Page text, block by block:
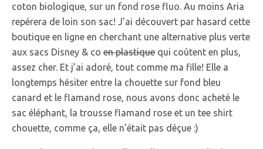
coton biologique, sur un fond rose fluo. Au moins Aria
repérera de loin son sac! J’ai découvert par hasard cette
boutique en ligne en cherchant une alternative plus verte
aux sacs Disney & co en plastique qui coûtent en plus,
assez cher. Et j’ai adoré, tout comme ma fille! Elle a
longtemps hésiter entre la chouette sur fond bleu
canard et le flamand rose, nous avons donc acheté le
sac éléphant, la trousse flamand rose et un tee shirt
chouette, comme ça, elle n’était pas déçue :)